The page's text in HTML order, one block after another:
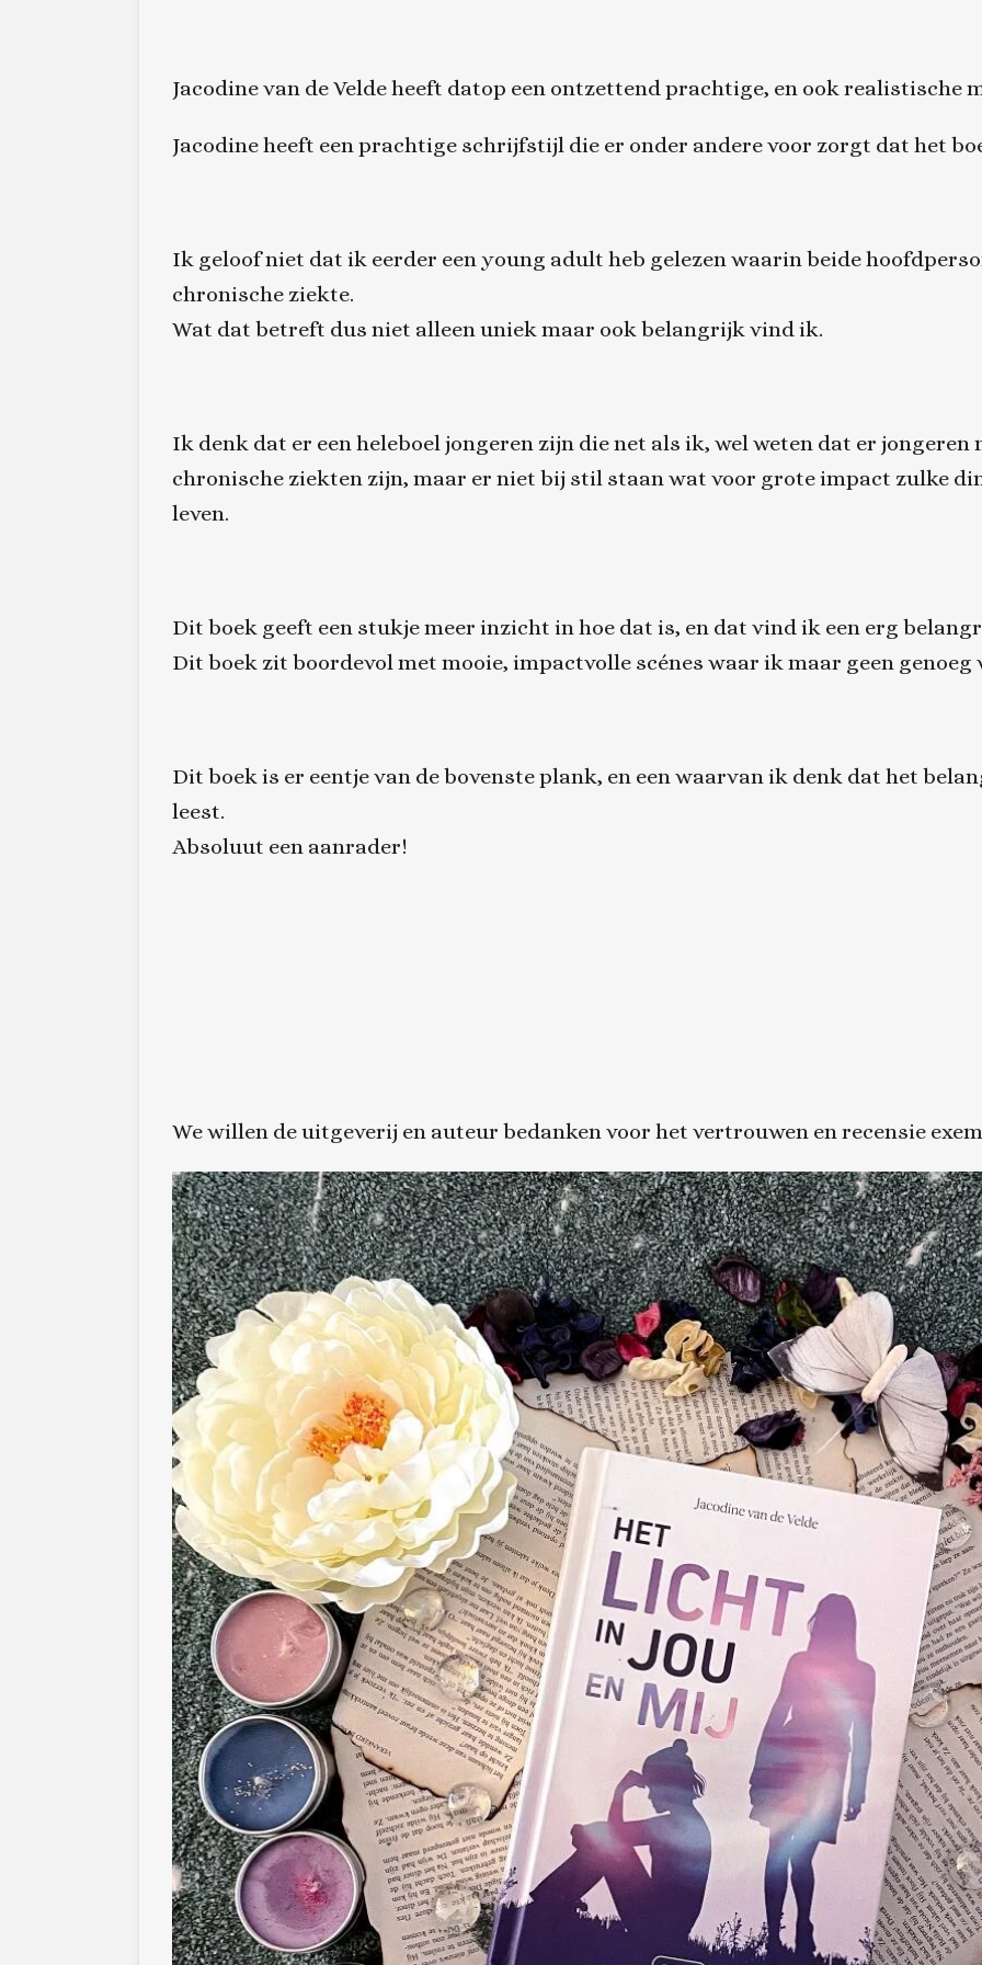
Jacodine van de Velde heeft datop een ontzettend prachtige, en ook realistische
Jacodine heeft een prachtige schrijfstijl die er onder andere voor zorgt dat het
Ik geloof niet dat ik eerder een young adult heb gelezen waarin beide
chronische ziekte.
Wat dat betreft dus niet alleen uniek maar ook belangrijk vind ik.
Ik denk dat er een heleboel jongeren zijn die net als ik, wel weten dat er jongeren
chronische ziekten zijn, maar er niet bij stil staan wat voor grote impact zulke
leven.
Dit boek geeft een stukje meer inzicht in hoe dat is, en dat vind ik een erg
Dit boek zit boordevol met mooie, impactvolle scénes waar ik maar geen genoeg
Dit boek is er eentje van de bovenste plank, en een waarvan ik denk dat het
leest.
Absoluut een aanrader!
We willen de uitgeverij en auteur bedanken voor het vertrouwen en recensie